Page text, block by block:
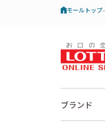
モールトップ
ブランド